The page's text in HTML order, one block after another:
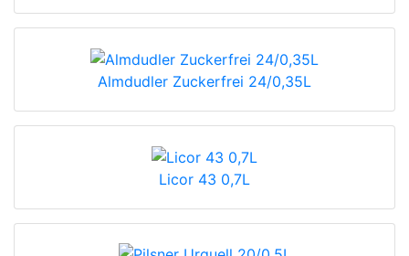
Almdudler Zuckerfrei 24/0,35L
Licor 43 0,7L